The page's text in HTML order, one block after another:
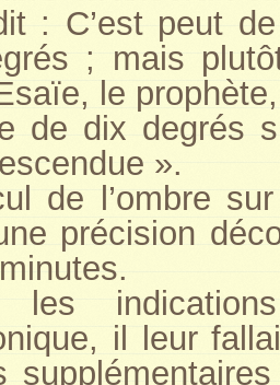
: C’est peut
; mais
le
de dix degrés
».
de l’ombre
précision
les
il leur